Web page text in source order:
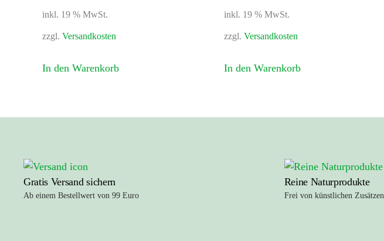
inkl. 19 % MwSt.
zzgl. Versandkosten
In den Warenkorb
inkl. 19 % MwSt.
zzgl. Versandkosten
In den Warenkorb
Gratis Versand sichern
Ab einem Bestellwert von 99 Euro
Reine Naturprodukte
Frei von künstlichen Zusätzen